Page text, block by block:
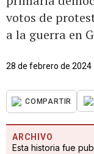
votos de
a la guerra en
28 de febrero de 2024
COMPARTIR
ARCHIVO
Esta historia fue